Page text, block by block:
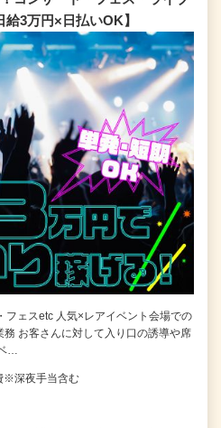
3万円×日払いOK】
フェスetc 人気×レアイベント会場での
務 お客さんに対して入り口の誘導や席
…
※深夜手当含む